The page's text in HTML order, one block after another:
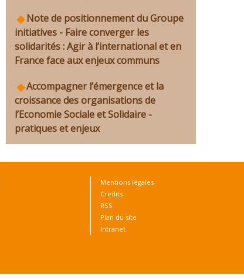
Note de positionnement du Groupe
initiatives - Faire converger les
solidarités : Agir à l’international et en
France face aux enjeux communs
Accompagner l’émergence et la
croissance des organisations de
l’Economie Sociale et Solidaire -
pratiques et enjeux
Mentions légales
Crédits
RSS
Plan du site
Intranet